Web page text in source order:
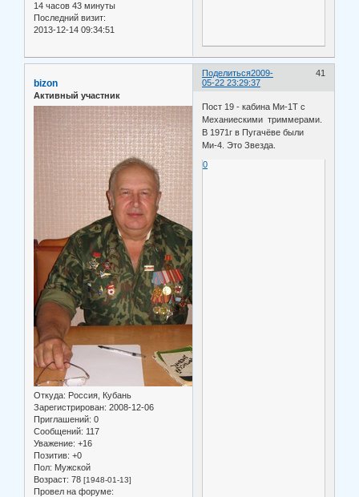
14 часов 43 минуты
Последний визит:
2013-12-14 09:34:51
Поделиться 41
2009-
05-22 23:29:37
bizon
Активный участник
Откуда: Россия, Кубань
Зарегистрирован: 2008-12-06
Приглашений: 0
Сообщений: 117
Уважение: +16
Позитив: +0
Пол: Мужской
Возраст: 78 [1948-01-13]
Провел на форуме:
Пост 19 - кабина Ми-1Т с
Механиескими триммерами.
В 1971г в Пугачёве были
Ми-4. Это Звезда.
0